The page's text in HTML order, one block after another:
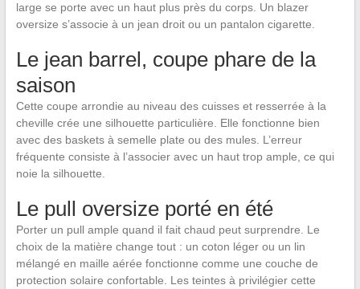
large se porte avec un haut plus près du corps. Un blazer
oversize s’associe à un jean droit ou un pantalon cigarette.
Le jean barrel, coupe phare de la
saison
Cette coupe arrondie au niveau des cuisses et resserrée à la
cheville crée une silhouette particulière. Elle fonctionne bien
avec des baskets à semelle plate ou des mules. L’erreur
fréquente consiste à l’associer avec un haut trop ample, ce qui
noie la silhouette.
Le pull oversize porté en été
Porter un pull ample quand il fait chaud peut surprendre. Le
choix de la matière change tout : un coton léger ou un lin
mélangé en maille aérée fonctionne comme une couche de
protection solaire confortable. Les teintes à privilégier cette